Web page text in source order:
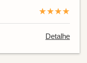
★★★★
Detalhe